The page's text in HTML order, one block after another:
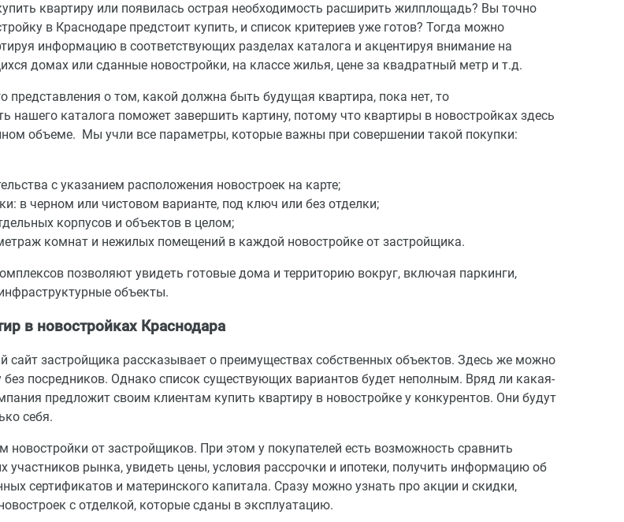
квартиру или появилась острая необходимость расширить жилплощадь? Вы точно
в Краснодаре предстоит купить, и список критериев уже готов? Тогда можно
информацию в соответствующих разделах каталога и акцентируя внимание на
домах или сданные новостройки, на классе жилья, цене за квадратный метр и т.д.
представления о том, какой должна быть будущая квартира, пока нет, то
нашего каталога поможет завершить картину, потому что квартиры в новостройках здесь
объеме. Мы учли все параметры, которые важны при совершении такой покупки:
с указанием расположения новостроек на карте;
в черном или чистовом варианте, под ключ или без отделки;
корпусов и объектов в целом;
комнат и нежилых помещений в каждой новостройке от застройщика.
позволяют увидеть готовые дома и территорию вокруг, включая паркинги,
объекты.
в новостройках Краснодара
застройщика рассказывает о преимуществах собственных объектов. Здесь же можно
без посредников. Однако список существующих вариантов будет неполным. Вряд ли какая-
предложит своим клиентам купить квартиру в новостройке у конкурентов. Они будут
себя.
новостройки от застройщиков. При этом у покупателей есть возможность сравнить
участников рынка, увидеть цены, условия рассрочки и ипотеки, получить информацию об
сертификатов и материнского капитала. Сразу можно узнать про акции и скидки,
с отделкой, которые сданы в эксплуатацию.